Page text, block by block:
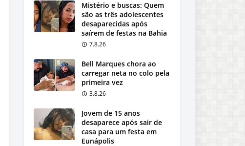
Mistério e buscas: Quem
são as três adolescentes
desaparecidas após
saírem de festas na Bahia
7.8.26
Bell Marques chora ao
carregar neta no colo pela
primeira vez
3.8.26
Jovem de 15 anos
desaparece após sair de
casa para um festa em
Eunápolis